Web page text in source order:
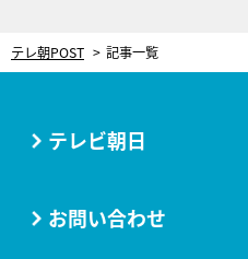
テレ朝POST 記事一覧
テレビ朝日
お問い合わせ